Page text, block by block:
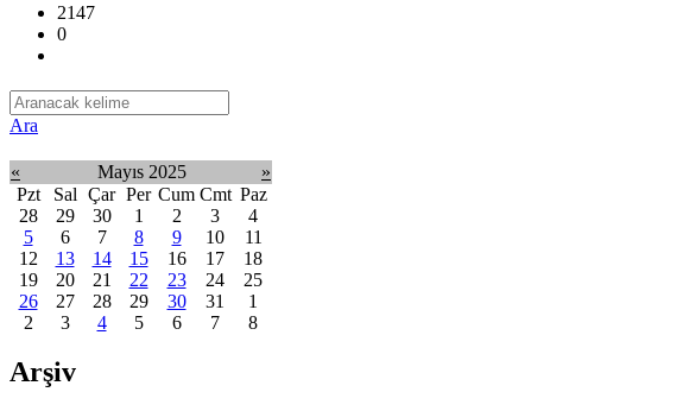
2147
0
Ara
« Mayıs 2025
»
Pzt
Sal Çar Per Cum Cmt Paz
28
29 30 1 2 3
4
5
6 7 8 9 10
11
12
13 14 15 16 17
18
19
20 21 22 23 24
25
26
27 28 29 30 31
1
2
3 4 5 6 7 8
Arşiv